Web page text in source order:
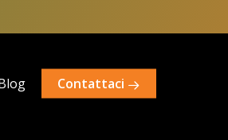
Contattaci